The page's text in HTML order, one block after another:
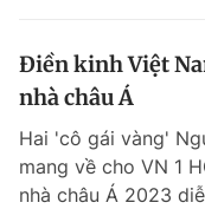
Điền kinh Việt
nhà châu Á
Hai 'cô gái vàng'
mang về cho VN 1
nhà châu Á 2023